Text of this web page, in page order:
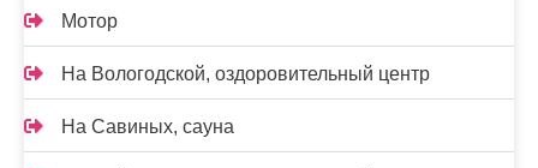
Мотор
На Вологодской, оздоровительный центр
На Савиных, сауна